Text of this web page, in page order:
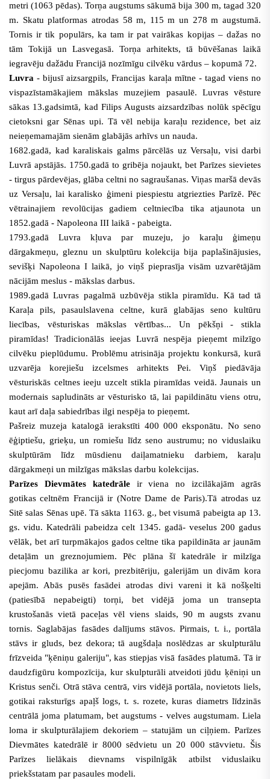
metri (1063 pēdas). Torņa augstums sākumā bija 300 m, tagad 320
m. Skatu platformas atrodas 58 m, 115 m un 278 m augstumā.
Tornis ir tik populārs, ka tam ir pat vairākas kopijas – dažas no
tām Tokijā un Lasvegasā. Torņa arhitekts, tā būvēšanas laikā
iegravēju dažādu Francijā nozīmīgu cilvēku vārdus – kopumā 72.
Luvra - bijusī aizsargpils, Francijas karaļa mītne - tagad viens no
vispazīstamākajiem mākslas muzejiem pasaulē. Luvras vēsture
sākas 13.gadsimtā, kad Filips Augusts aizsardzības nolūk spēcīgu
cietoksni gar Sēnas upi. Tā vēl nebija karaļu rezidence, bet aiz
neieņemamajām sienām glabājās arhīvs un nauda.
1682.gadā, kad karaliskais galms pārcēlās uz Versaļu, visi darbi
Luvrā apstājās. 1750.gadā to gribēja nojaukt, bet Parīzes sievietes
- tirgus pārdevējas, glāba celtni no sagraušanas. Viņas maršā devās
uz Versaļu, lai karalisko ģimeni piespiestu atgriezties Parīzē. Pēc
vētrainajiem revolūcijas gadiem celtniecība tika atjaunota un
1852.gadā - Napoleona III laikā - pabeigta.
1793.gadā Luvra kļuva par muzeju, jo karaļu ģimeņu
dārgakmeņu, gleznu un skulptūru kolekcija bija paplašinājusies,
sevišķi Napoleona I laikā, jo viņš pieprasīja visām uzvarētājām
nācijām meslus - mākslas darbus.
1989.gadā Luvras pagalmā uzbūvēja stikla piramīdu. Kā tad tā
Karaļa pils, pasaulslavena celtne, kurā glabājas seno kultūru
liecības, vēsturiskas mākslas vērtības... Un pēkšņi - stikla
piramīdas! Tradicionālās ieejas Luvrā nespēja pieņemt milzīgo
cilvēku pieplūdumu. Problēmu atrisināja projektu konkursā, kurā
uzvarēja korejiešu izcelsmes arhitekts Pei. Viņš piedāvāja
vēsturiskās celtnes ieeju uzcelt stikla piramīdas veidā. Jaunais un
modernais sapludināts ar vēsturisko tā, lai papildinātu viens otru,
kaut arī daļa sabiedrības ilgi nespēja to pieņemt.
Pašreiz muzeja katalogā ierakstīti 400 000 eksponātu. No seno
ēģiptiešu, grieķu, un romiešu līdz seno austrumu; no viduslaiku
skulptūrām līdz mūsdienu daiļamatnieku darbiem, karaļu
dārgakmeņi un milzīgas mākslas darbu kolekcijas.
Parīzes Dievmātes katedrāle
ir viena no izcilākajām agrās
gotikas celtnēm Francijā ir (Notre Dame de Paris).Tā atrodas uz
Sitē salas Sēnas upē. Tā sākta 1163. g., bet visumā pabeigta ap 13.
gs. vidu. Katedrāli pabeidza celt 1345. gadā- veselus 200 gadus
vēlāk, bet arī turpmākajos gados celtne tika papildināta ar jaunām
detaļām un greznojumiem. Pēc plāna šī katedrāle ir milzīga
piecjomu bazilika ar kori, prezbitēriju, galerijām un divām kora
apejām. Abās pusēs fasādei atrodas divi vareni it kā nošķelti
(patiesībā nepabeigti) torņi, bet vidējā joma un transepta
krustošanās vietā paceļas vēl viens slaids, 90 m augsts zvanu
tornis. Saglabājas fasādes dalījums stāvos. Pirmais, t. i., portāla
stāvs ir gluds, bez dekora; tā augšdaļa noslēdzas ar skulpturālu
frīzveida "ķēniņu galeriju", kas stiepjas visā fasādes platumā. Tā ir
daudzfigūru kompozīcija, kur skulpturāli atveidoti jūdu ķēniņi un
Kristus senči. Otrā stāva centrā, virs vidējā portāla, novietots liels,
gotikai raksturīgs apaļš logs, t. s. rozete, kuras diametrs līdzinās
centrālā joma platumam, bet augstums - velves augstumam. Liela
loma ir skulpturālajiem dekoriem – statujām un ciļņiem. Parīzes
Dievmātes katedrālē ir 8000 sēdvietu un 20 000 stāvvietu. Šis
Parīzes lielākais dievnams vispilnīgāk atbilst viduslaiku
priekšstatam par pasaules modeli.